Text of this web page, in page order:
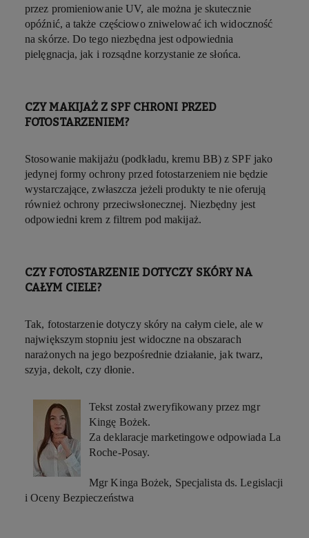
przez promieniowanie UV, ale można je skutecznie
opóźnić, a także częściowo zniwelować ich widoczność
na skórze. Do tego niezbędna jest odpowiednia
pielęgnacja, jak i rozsądne korzystanie ze słońca.
CZY MAKIJAŻ Z SPF CHRONI PRZED
FOTOSTARZENIEM?
Stosowanie makijażu (podkładu, kremu BB) z SPF jako
jedynej formy ochrony przed fotostarzeniem nie będzie
wystarczające, zwłaszcza jeżeli produkty te nie oferują
również ochrony przeciwsłonecznej. Niezbędny jest
odpowiedni krem z filtrem pod makijaż.
CZY FOTOSTARZENIE DOTYCZY SKÓRY NA
CAŁYM CIELE?
Tak, fotostarzenie dotyczy skóry na całym ciele, ale w
największym stopniu jest widoczne na obszarach
narażonych na jego bezpośrednie działanie, jak twarz,
szyja, dekolt, czy dłonie.
Tekst został zweryfikowany przez mgr
Kingę Bożek.
Za deklaracje marketingowe odpowiada La
Roche-Posay.
Mgr Kinga Bożek, Specjalista ds. Legislacji
i Oceny Bezpieczeństwa